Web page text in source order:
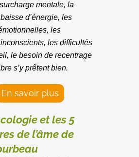
mentale, la
d’énergie, les
les
les difficultés
le besoin de recentrage
s’y prêtent bien.
En savoir plus
et les 5
de l’âmede